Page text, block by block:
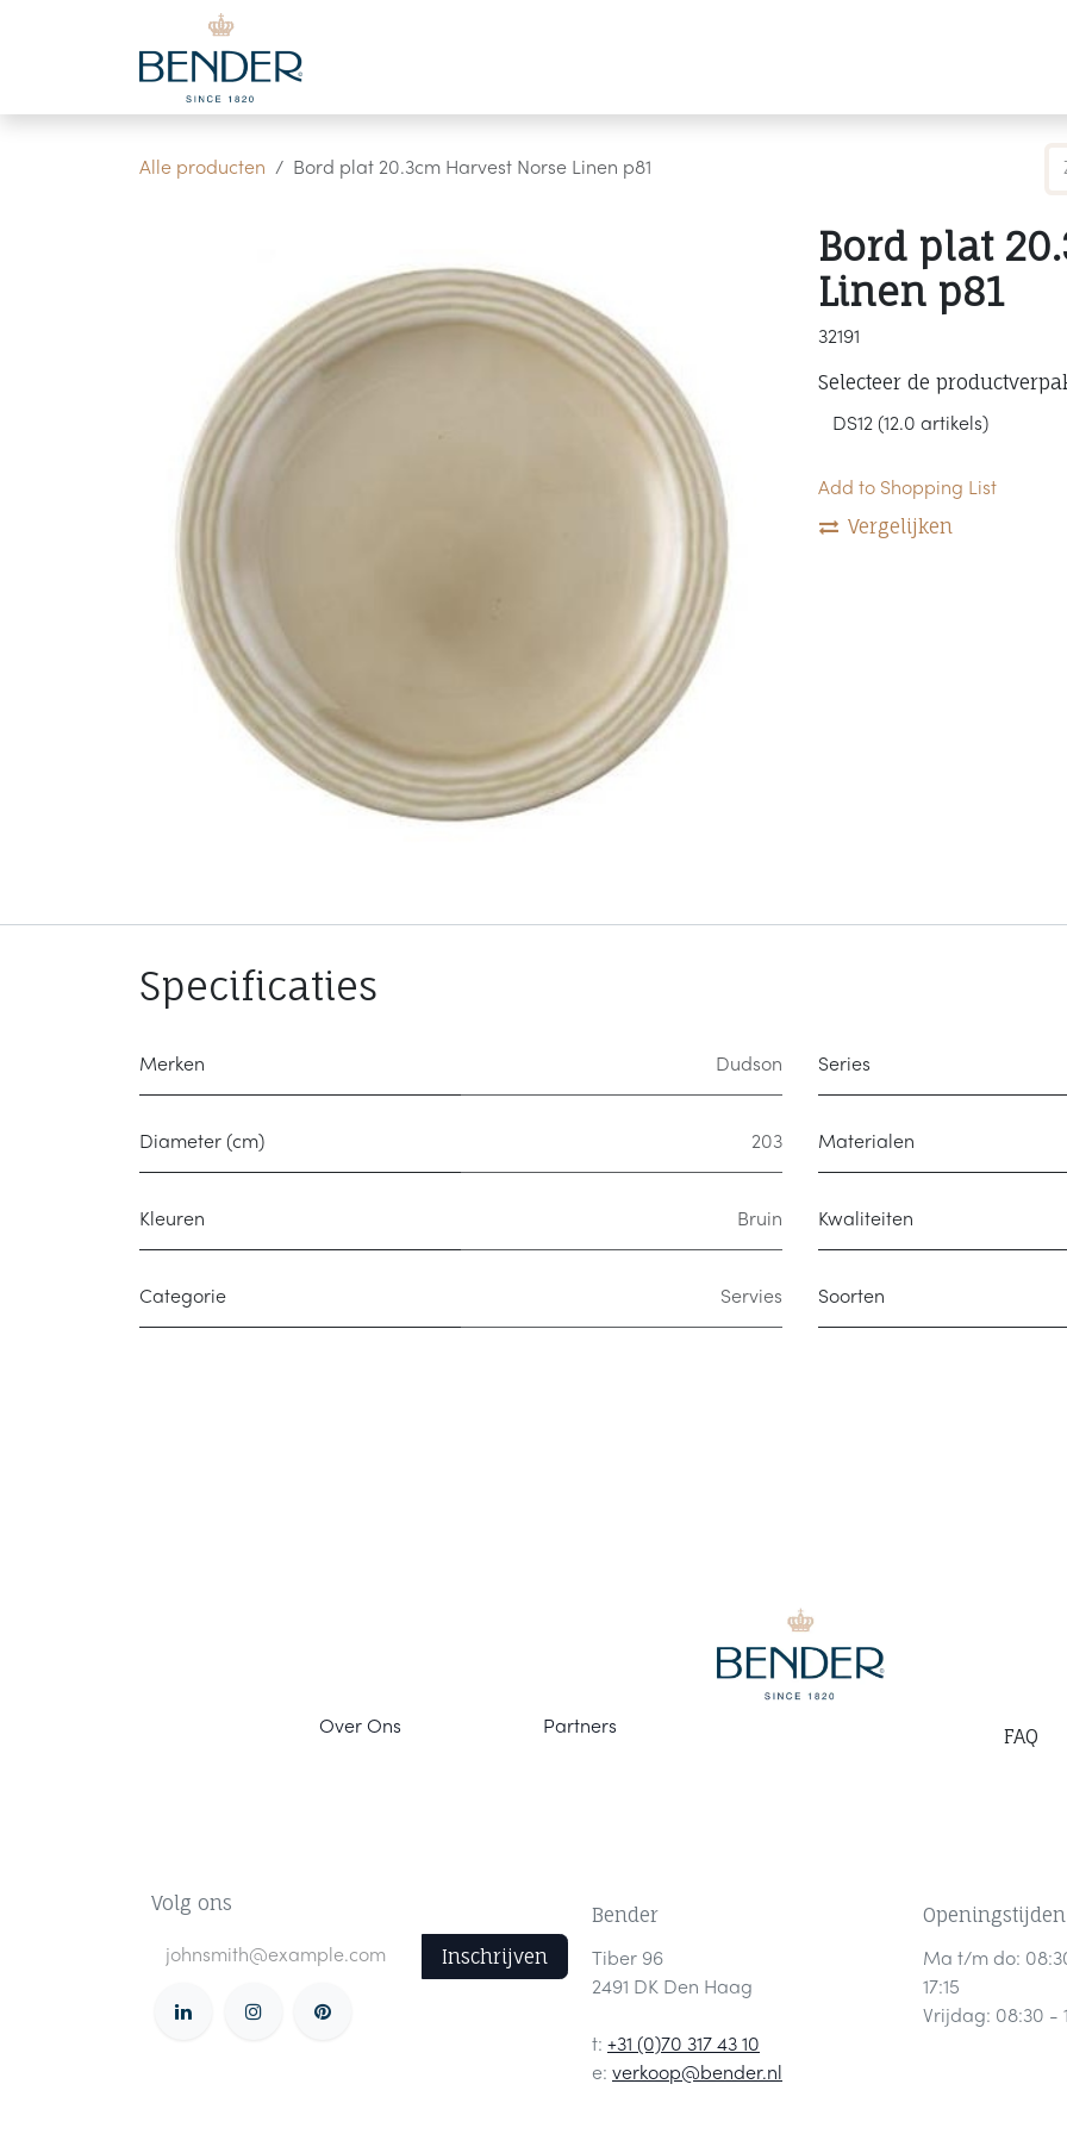
Overslaan naar inhoud
Alle producten Bord plat 20.3cm Harvest Norse Linen p81
Bord plat
Linen p81
32191
Selecteer de
Add to Shopping List
Vergelijken
Specificaties
Merken Dudson Series
Diameter (cm) 203 Materialen
Kleuren Bruin Kwaliteiten
Categorie Servies Soorten
Volg ons
Inschrijven
Bender
Tiber 96
2491 DK Den Haag
t: +31 (0)70 317 43 10
e: verkoop@bender.nl
Openingstijden
Ma t/m do:
17:15
Vrijdag: 08:30 -
Partners
Over Ons FAQ